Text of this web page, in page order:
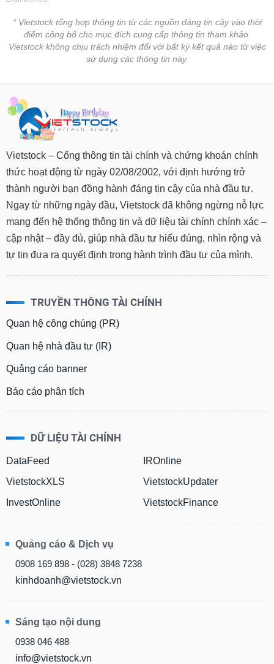
* Vietstock tổng hợp thông tin từ các nguồn đáng tin cậy vào thời
điểm công bố cho mục đích cung cấp thông tin tham khảo.
Vietstock không chịu trách nhiệm đối với bất kỳ kết quả nào từ việc
sử dụng các thông tin này.
Vietstock – Cổng thông tin tài chính và chứng khoán chính
thức hoạt động từ ngày 02/08/2002, với định hướng trở
thành người bạn đồng hành đáng tin cậy của nhà đầu tư.
Ngay từ những ngày đầu, Vietstock đã không ngừng nỗ lực
mang đến hệ thống thông tin và dữ liệu tài chính chính xác –
cập nhật – đầy đủ, giúp nhà đầu tư hiểu đúng, nhìn rộng và
tự tin đưa ra quyết định trong hành trình đầu tư của mình.
TRUYỀN THÔNG TÀI CHÍNH
Quan hệ công chúng (PR)
Quan hệ nhà đầu tư (IR)
Quảng cáo banner
Báo cáo phân tích
DỮ LIỆU TÀI CHÍNH
DataFeed
VietstockXLS
InvestOnline
IROnline
VietstockUpdater
VietstockFinance
Quảng cáo & Dịch vụ
0908 169 898 - (028) 3848 7238
kinhdoanh@vietstock.vn
Sáng tạo nội dung
0938 046 488
info@vietstock.vn
Tất cả
Lãnh
đạo
Tin
tức
(-)
Bài
của
tác
giả
(-)
Báo
(-)
ngữ
Dịch
Đào
tài
chính
cụ
tư